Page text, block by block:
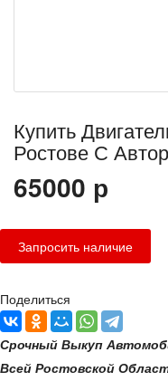
Купить
Ростове С
65000 р
Поделиться
Срочный Выкуп
Всей Ростовской